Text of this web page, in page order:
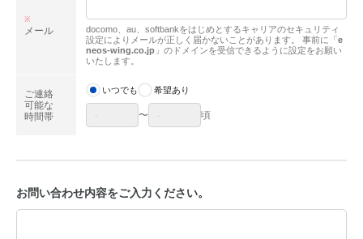
メール
※
docomo、au、softbankをはじめとするキャリアのセキュリティ
設定によりメールが正しく届かないことがあります。
事前に「e
neos-wing.co.jp 」のドメインを受信できるように設定をお願い
いたします。
ご連絡
可能な
時間帯
いつでも 希望あり
〜 頃
お問い合わせ内容をご入力ください。